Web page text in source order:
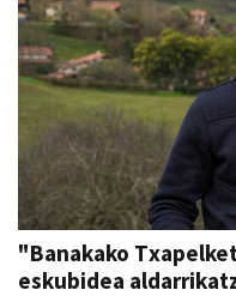
"Banakako
eskubidea